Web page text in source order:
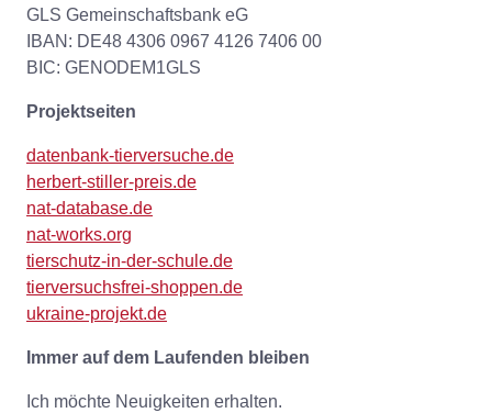
GLS Gemeinschaftsbank eG
IBAN: DE48 4306 0967 4126 7406 00
BIC: GENODEM1GLS
Projektseiten
datenbank-tierversuche.de
herbert-stiller-preis.de
nat-database.de
nat-works.org
tierschutz-in-der-schule.de
tierversuchsfrei-shoppen.de
ukraine-projekt.de
Immer auf dem Laufenden bleiben
Ich möchte Neuigkeiten erhalten.